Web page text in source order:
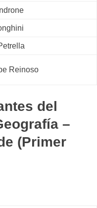
Reinoso
del
–
(Primer